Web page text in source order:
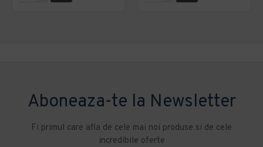
Aboneaza-te la Newsletter
Fi primul care afla de cele mai noi produse si de cele
incredibile oferte